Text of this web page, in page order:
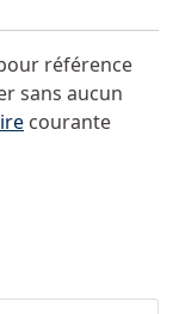
référence
sans aucun
courante